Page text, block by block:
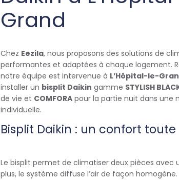
Grand
Chez Eezila, nous proposons des solutions de
performantes et adaptées à chaque logement.
notre équipe est intervenue à L’Hôpital-le-
installer un bisplit Daikin gamme STYLISH
de vie et COMFORA pour la partie nuit dans une
individuelle.
Bisplit Daikin : un confort toute
Le bisplit permet de climatiser deux pièces avec
plus, le système diffuse l’air de façon